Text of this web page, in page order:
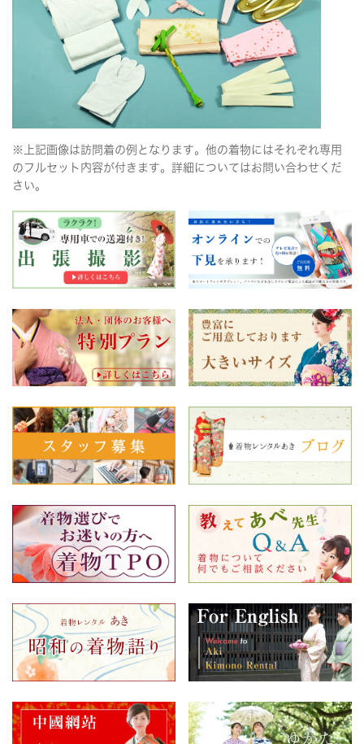
※上記画像は訪問着の例となります。他の着物にはそれぞれ専用
のフルセット内容が付きます。詳細についてはお問い合わせくだ
さい。